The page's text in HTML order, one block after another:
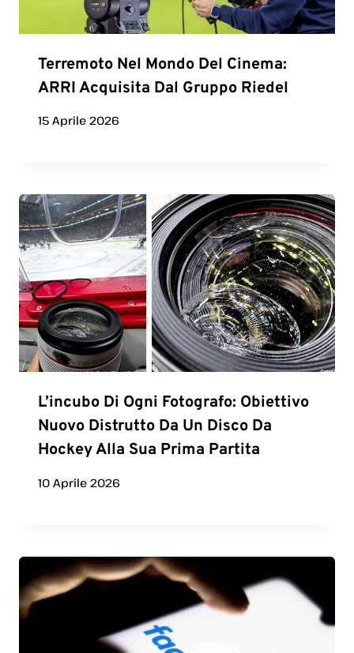
Terremoto Nel Mondo Del Cinema:
ARRI Acquisita Dal Gruppo Riedel
15 Aprile 2026
L’incubo Di Ogni Fotografo: Obiettivo
Nuovo Distrutto Da Un Disco Da
Hockey Alla Sua Prima Partita
10 Aprile 2026